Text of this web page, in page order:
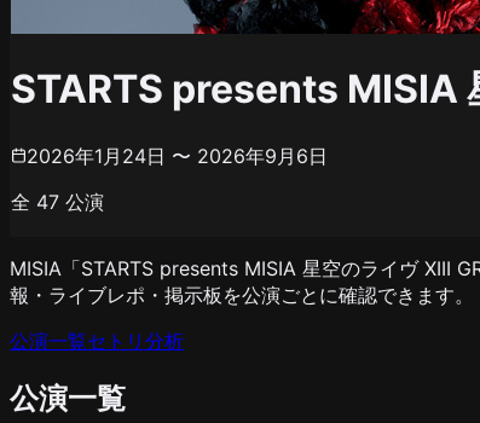
STARTS presents MISIA
2026年1月24日 〜 2026年9月6日
全 47 公演
MISIA「STARTS presents MISIA 星空のライヴ XIII
報・ライブレポ・掲示板を公演ごとに確認できます。
公演一覧セトリ分析
公演一覧